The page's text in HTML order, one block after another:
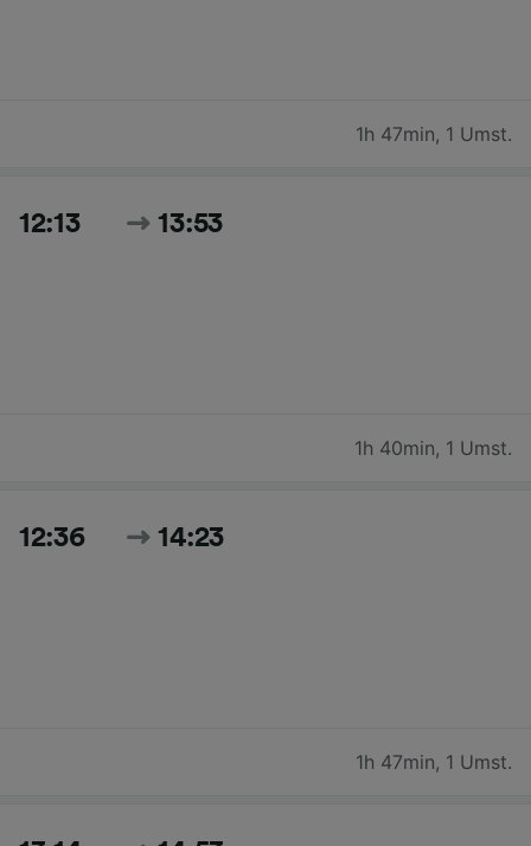
1h 47min, 1 Umst.
12:13 13:53
1h 40min, 1 Umst.
12:36 14:23
1h 47min, 1 Umst.